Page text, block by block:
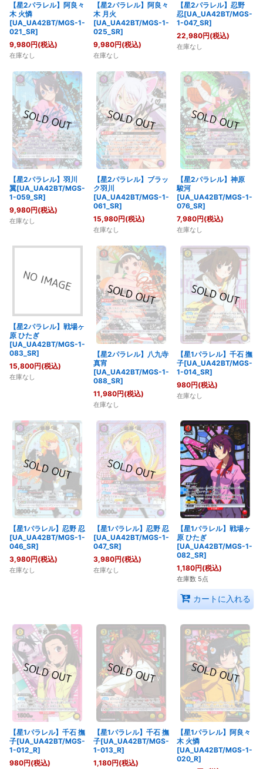
【星2パラレル】阿良々
木 火憐
[UA_UA42BT/MGS-1-
021_SR]
9,980円(税込)
在庫なし
【星2パラレル】阿良々
木 月火
[UA_UA42BT/MGS-1-
025_SR]
9,980円(税込)
在庫なし
【星2パラレル】忍野
忍[UA_UA42BT/MGS-
1-047_SR]
22,980円(税込)
在庫なし
【星2パラレル】羽川
翼[UA_UA42BT/MGS-
1-059_SR]
9,980円(税込)
在庫なし
【星2パラレル】ブラッ
ク羽川
[UA_UA42BT/MGS-1-
061_SR]
15,980円(税込)
在庫なし
【星2パラレル】神原
駿河
[UA_UA42BT/MGS-1-
076_SR]
7,980円(税込)
在庫なし
【星2パラレル】戦場ヶ
原 ひたぎ
[UA_UA42BT/MGS-1-
083_SR]
15,800円(税込)
在庫なし
【星2パラレル】八九寺
真宵
[UA_UA42BT/MGS-1-
088_SR]
11,980円(税込)
在庫なし
【星1パラレル】千石 撫
子[UA_UA42BT/MGS-
1-014_SR]
980円(税込)
在庫なし
【星1パラレル】忍野 忍
[UA_UA42BT/MGS-1-
046_SR]
3,980円(税込)
在庫なし
【星1パラレル】忍野 忍
[UA_UA42BT/MGS-1-
047_SR]
3,980円(税込)
在庫なし
【星1パラレル】戦場ヶ
原 ひたぎ
[UA_UA42BT/MGS-1-
082_SR]
1,180円(税込)
在庫数 5点
カートに入れる
【星1パラレル】千石 撫
子[UA_UA42BT/MGS-
1-012_R]
980円(税込)
【星1パラレル】千石 撫
子[UA_UA42BT/MGS-
1-013_R]
1,180円(税込)
【星1パラレル】阿良々
木 火憐
[UA_UA42BT/MGS-1-
020_R]